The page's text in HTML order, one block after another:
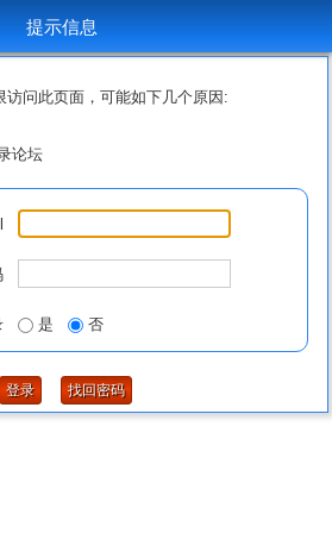
提示信息
访问此页面，可能如下几个原因:
论坛
是 否